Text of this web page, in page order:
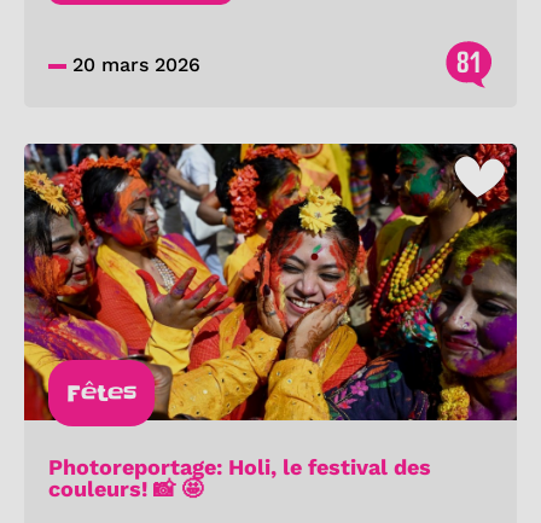
20 mars 2026 81
Fêtes
Photoreportage: Holi, le festival des
couleurs! 📸 🤩